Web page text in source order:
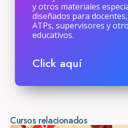
y otros materiales
diseñados para
ATPs, supervisores y
educativos.
Click aquí
Cursos relacionados